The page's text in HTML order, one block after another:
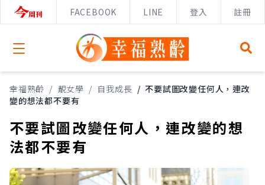
FACEBOOK LINE 登入 註冊
Open menu
幸福熟齡 / 靚女學 / 自我成長 / 不要試圖改變任何人，連改
變的想法都不要有
不要試圖改變任何人，連改變的想
法都不要有